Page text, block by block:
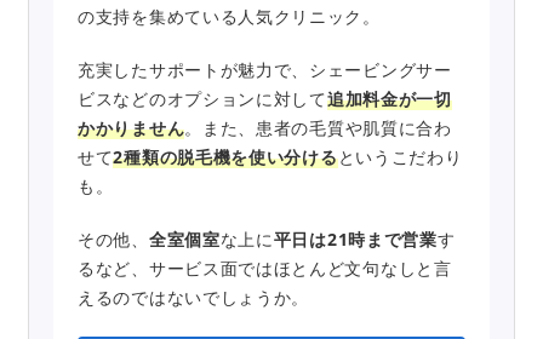
の支持を集めている人気クリニック。
充実したサポートが魅力で、シェービングサー
ビスなどのオプションに対して追加料金が一切
かかりません。また、患者の毛質や肌質に合わ
せて2種類の脱毛機を使い分けるというこだわり
も。
その他、 全室個室な上に平日は21時まで営業す
るなど、サービス面ではほとんど文句なしと言
えるのではないでしょうか。